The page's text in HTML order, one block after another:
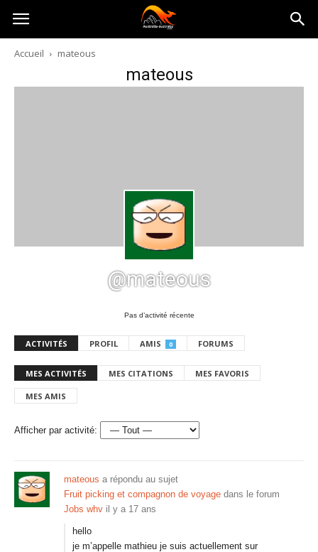
Australia-
australie.com
Accueil mateous
mateous
@mateous
Pas d’activité récente
ACTIVITÉS PROFIL AMIS 0 FORUMS
MES ACTIVITÉS MES CITATIONS MES FAVORIS
MES AMIS
Afficher par activité:
mateous a répondu au sujet
Fruit picking et compagnon de voyage dans le forum
Jobs whv il y a 17 ans
hello
je m’appelle mathieu je suis actuellement sur